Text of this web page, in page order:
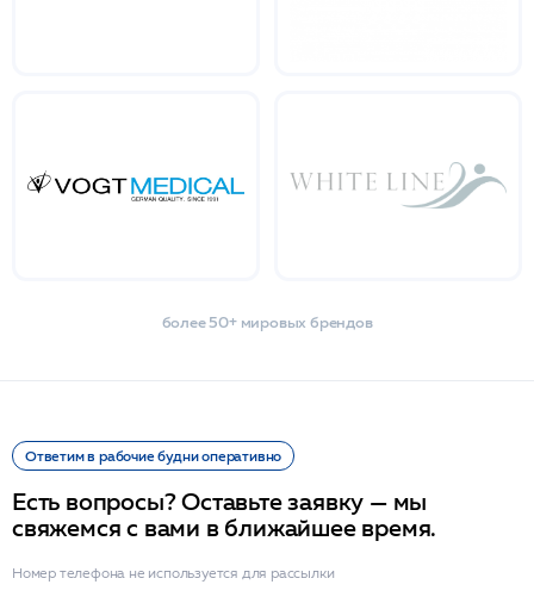
более 50+ мировых брендов
Ответим в рабочие будни оперативно
Есть вопросы? Оставьте заявку — мы
свяжемся с вами в ближайшее время.
Номер телефона не используется для рассылки